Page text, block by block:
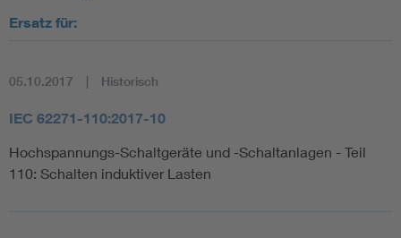
DIN VDE 0100 für sichere Elektroinstallationen
Elektrofachkraft (EFK)
Ersatz für:
05.10.2017 Historisch
IEC 62271-110:2017-10
Hochspannungs-Schaltgeräte und -Schaltanlagen - Teil
110: Schalten induktiver Lasten